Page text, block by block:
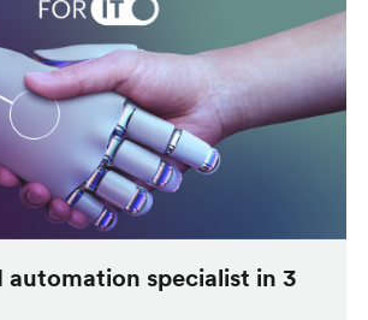
automation specialist in 3